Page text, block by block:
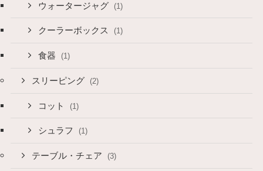
ウォータージャグ (1)
クーラーボックス (1)
食器 (1)
スリーピング (2)
コット (1)
シュラフ (1)
テーブル・チェア (3)